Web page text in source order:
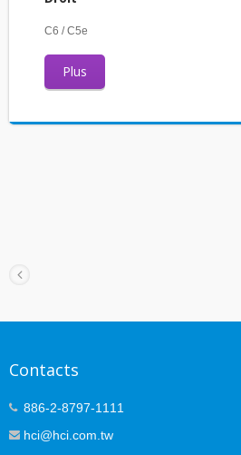
C6 / C5e
Plus
Contacts
886-2-8797-1111
hci@hci.com.tw